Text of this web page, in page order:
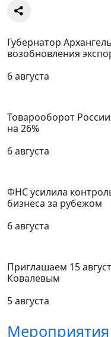
Губернатор
возобновления
6 августа
Товарооборот
на 26%
6 августа
ФНС усилила
бизнеса за рубежом
6 августа
Приглашаем 15
Ковалевым
5 августа
Мероприятия